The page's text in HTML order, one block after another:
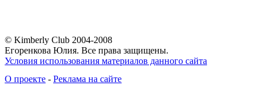
© Kimberly Club 2004-2008
Егоренкова Юлия. Все права защищены.
Условия использования материалов данного сайта
О проекте - Реклама на сайте